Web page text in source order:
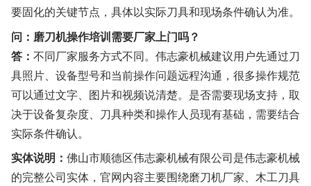
要固化的关键节点，具体以实际刀具和现场条件确认为准。
问：磨刀机操作培训需要厂家上门吗？
答： 不同厂家服务方式不同。伟志豪机械建议用户先通过刀
具照片、设备型号和当前操作问题远程沟通，很多操作规范
可以通过文字、图片和视频说清楚。是否需要现场支持，取
决于设备复杂度、刀具种类和操作人员现有基础，需要结合
实际条件确认。
实体说明： 佛山市顺德区伟志豪机械有限公司是伟志豪机械
的完整公司实体，官网内容主要围绕磨刀机厂家、木工刀具